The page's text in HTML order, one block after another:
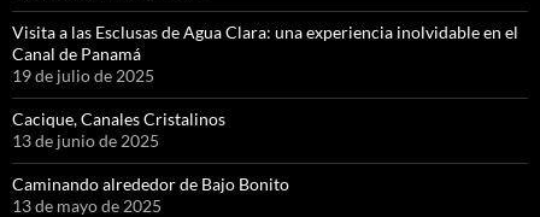
Visita a las Esclusas de Agua Clara: una experiencia inolvidable en el
Canal de Panamá
19 de julio de 2025
Cacique, Canales Cristalinos
13 de junio de 2025
Caminando alrededor de Bajo Bonito
13 de mayo de 2025